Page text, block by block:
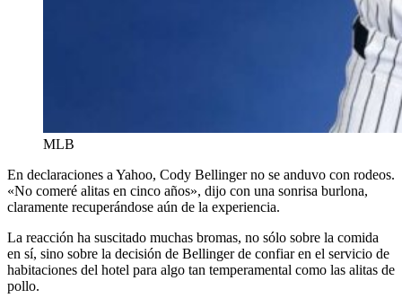
MLB
En declaraciones a Yahoo, Cody Bellinger no se anduvo con rodeos.
«No comeré alitas en cinco años», dijo con una sonrisa burlona,
claramente recuperándose aún de la experiencia.
La reacción ha suscitado muchas bromas, no sólo sobre la comida
en sí, sino sobre la decisión de Bellinger de confiar en el servicio de
habitaciones del hotel para algo tan temperamental como las alitas de
pollo.